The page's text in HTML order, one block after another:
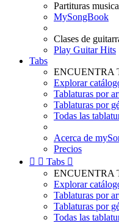
Partituras
MySongBook
Clases de
Play Guitar Hits
Tabs
ENCUENTRA
Explorar
Tablaturas por
Tablaturas por
Todas las
Acerca de
Precios
  Tabs 
ENCUENTRA
Explorar
Tablaturas por
Tablaturas por
Todas las